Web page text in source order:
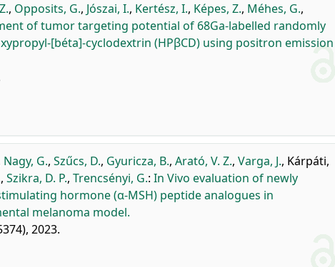
, Opposits, G., Jószai, I., Kertész, I., Képes, Z., Méhes, G.,
of tumor targeting potential of 68Ga-labelled randomly
[béta]-cyclodextrin (HPβCD) using positron emission
Nagy, G., Szűcs, D., Gyuricza, B., Arató, V. Z., Varga, J., Kárpáti,
, Szikra, D. P., Trencsényi, G.: In Vivo evaluation of newly
hormone (α-MSH) peptide analogues in
melanoma model.
2023.